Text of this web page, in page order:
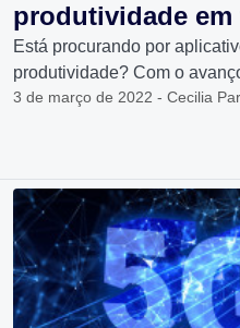
produtividade em
Está procurando por
produtividade? Com o
3 de março de 2022 - Cecilia